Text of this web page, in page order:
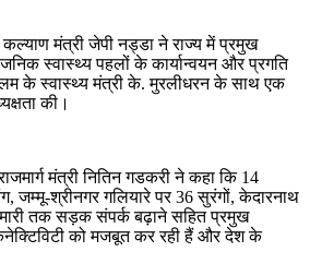
कल्याण मंत्री जेपी नड्डा ने राज्य में प्रमुख
स्वास्थ्य पहलों के कार्यान्वयन और प्रगति
के स्वास्थ्य मंत्री के. मुरलीधरन के साथ एक
की।
मंत्री नितिन गडकरी ने कहा कि 14
जम्मू-श्रीनगर गलियारे पर 36 सुरंगों, केदारनाथ
तक सड़क संपर्क बढ़ाने सहित प्रमुख
कनेक्टिविटी को मजबूत कर रही हैं और देश के